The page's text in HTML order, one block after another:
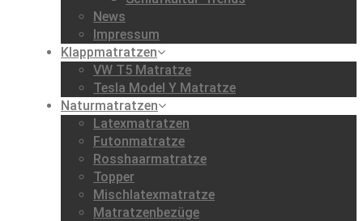
News
Impressum
Klappmatratzen
VW T5 Matratze
Tesla Model Y Matratze
Naturmatratzen
Latexmatratzen
Futonmatratze
Rosshaarmatratze
Topper
Mischlatexmatratze
Matratzenbezüge